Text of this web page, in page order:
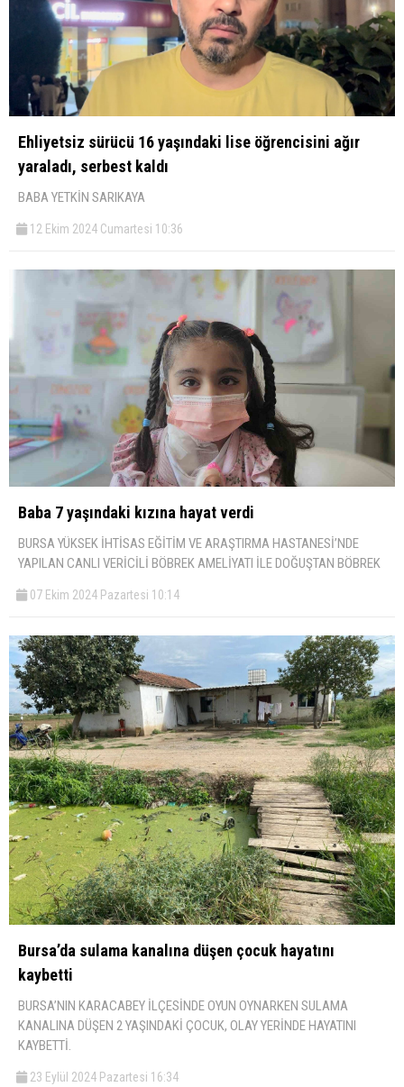
Ehliyetsiz sürücü 16 yaşındaki lise öğrencisini ağır
yaraladı, serbest kaldı
BABA YETKİN SARIKAYA
12 Ekim 2024 Cumartesi 10:36
Baba 7 yaşındaki kızına hayat verdi
BURSA YÜKSEK İHTİSAS EĞİTİM VE ARAŞTIRMA HASTANESİ’NDE
YAPILAN CANLI VERİCİLİ BÖBREK AMELİYATI İLE DOĞUŞTAN BÖBREK
07 Ekim 2024 Pazartesi 10:14
Bursa’da sulama kanalına düşen çocuk hayatını
kaybetti
BURSA’NIN KARACABEY İLÇESİNDE OYUN OYNARKEN SULAMA
KANALINA DÜŞEN 2 YAŞINDAKİ ÇOCUK, OLAY YERİNDE HAYATINI
KAYBETTİ.
23 Eylül 2024 Pazartesi 16:34